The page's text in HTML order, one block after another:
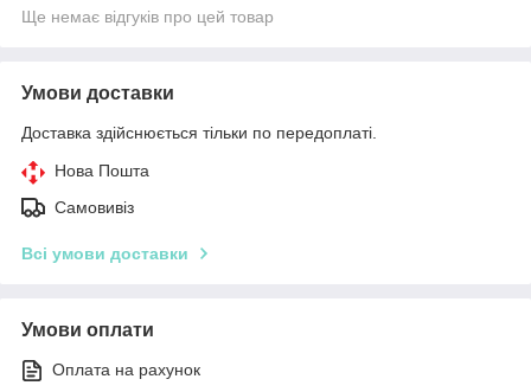
Ще немає відгуків про цей товар
Умови доставки
Доставка здійснюється тільки по передоплаті.
Нова Пошта
Самовивіз
Всі умови доставки
Умови оплати
Оплата на рахунок